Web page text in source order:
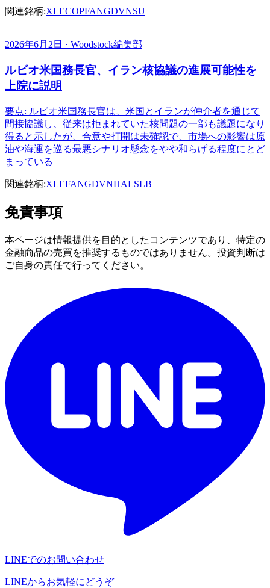
関連銘柄:XLECOPFANGDVNSU
2026年6月2日 · Woodstock編集部
ルビオ米国務長官、イラン核協議の進展可能性を
上院に説明
要点: ルビオ米国務長官は、米国とイランが仲介者を通じて
間接協議し、従来は拒まれていた核問題の一部も議題になり
得ると示したが、合意や打開は未確認で、市場への影響は原
油や海運を巡る最悪シナリオ懸念をやや和らげる程度にとど
まっている
関連銘柄:XLEFANGDVNHALSLB
免責事項
本ページは情報提供を目的としたコンテンツであり、特定の
金融商品の売買を推奨するものではありません。投資判断は
ご自身の責任で行ってください。
LINEでのお問い合わせ
LINEからお気軽にどうぞ